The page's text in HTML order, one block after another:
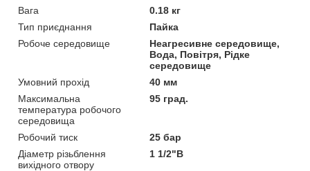
Вага
0.18 кг
Тип приєднання
Пайка
Робоче середовище
Неагресивне середовище,
Вода, Повітря, Рідке
середовище
Умовний прохід
40 мм
Максимальна
температура робочого
середовища
95 град.
Робочий тиск
25 бар
Діаметр різьблення
вихідного отвору
1 1/2"В